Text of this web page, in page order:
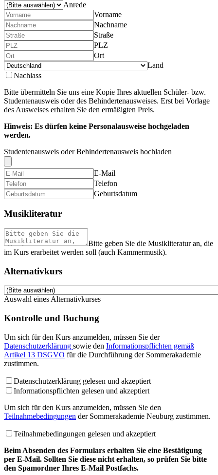
Anrede
Vorname
Nachname
Straße
PLZ
Ort
Land
Nachlass
Bitte übermitteln Sie uns eine Kopie Ihres aktuellen Schüler- bzw.
Studentenausweis oder des Behindertenausweises. Erst bei Vorlage
des Ausweises erhalten Sie den ermäßigten Preis.
Hinweis: Es dürfen keine Personalausweise hochgeladen
werden.
Studentenausweis oder Behindertenausweis hochladen
E-Mail
Telefon
Geburtsdatum
Musikliteratur
Bitte geben Sie die Musikliteratur an, die
im Kurs erarbeitet werden soll (auch Kammermusik).
Alternativkurs
Auswahl eines Alternativkurses
Kontrolle und Buchung
Um sich für den Kurs anzumelden, müssen Sie der
Datenschutzerklärung sowie den Informationspflichten gemäß
Artikel 13 DSGVO für die Durchführung der Sommerakademie
zustimmen.
Datenschutzerklärung gelesen und akzeptiert
Informationspflichten gelesen und akzeptiert
Um sich für den Kurs anzumelden, müssen Sie den
Teilnahmebedingungen der Sommerakademie Neuburg zustimmen.
Teilnahmebedingungen gelesen und akzeptiert
Beim Absenden des Formulars erhalten Sie eine Bestätigung
per E-Mail. Sollten Sie diese nicht erhalten, so prüfen Sie bitte
den Spamordner Ihres E-Mail Postfachs.